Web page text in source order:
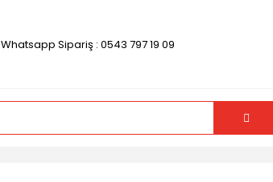
Whatsapp Sipariş : 0543 797 19 09